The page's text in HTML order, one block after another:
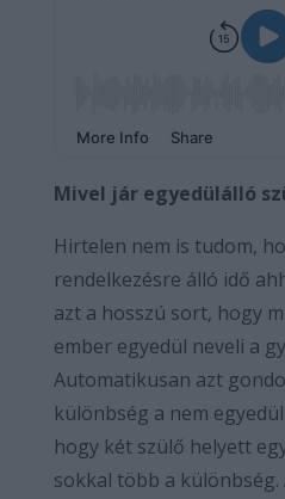
Mivel jár egyedülálló
Hirtelen nem is tudom,
rendelkezésre álló idő
azt a hosszú sort, hogy
ember egyedül neveli a
Automatikusan azt
különbség a nem
hogy két szülő helyett
sokkal több a